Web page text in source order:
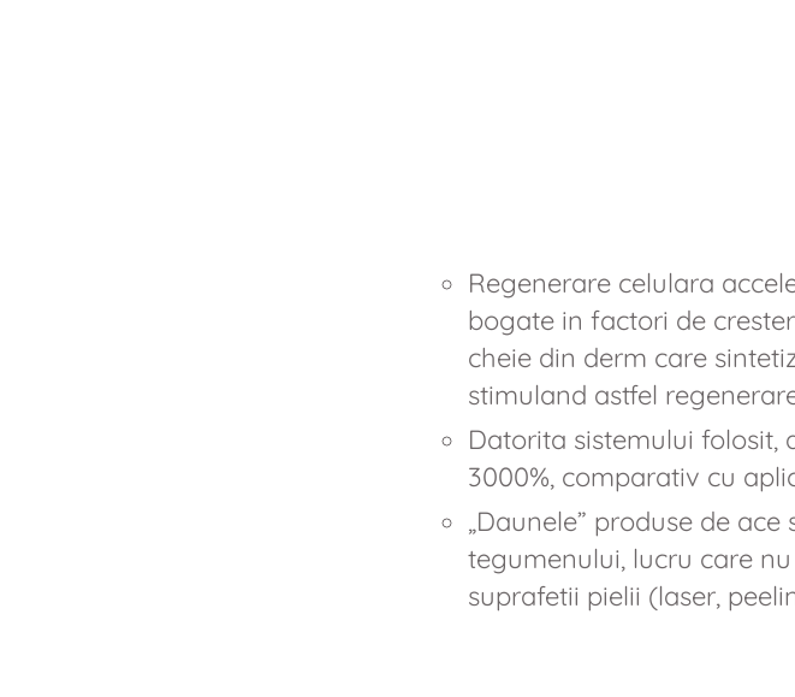
Regenerare celulara
bogate in factori de
cheie din derm care
stimuland astfel
Datorita sistemului folosit,
3000%, comparativ cu
„Daunele” produse de
tegumenului, lucru care
suprafetii pielii (laser,